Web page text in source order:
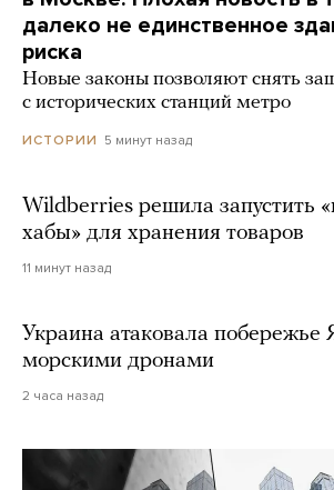
далеко не единственное
риска
Новые законы позволяют снять
с исторических станций метро
ИСТОРИИ 5 минут назад
Wildberries решила запустить
хабы» для хранения товаров
11 минут назад
Украина атаковала побережье
морскими дронами
2 часа назад